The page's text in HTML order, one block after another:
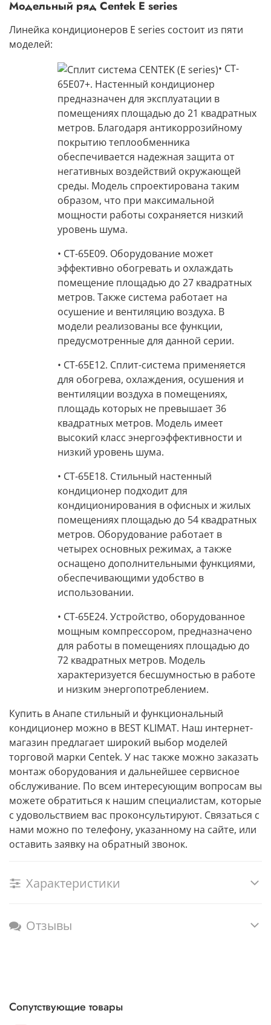
Модельный ряд Centek E series
Линейка кондиционеров E series состоит из пяти
моделей:
• CT-
65E07+. Настенный кондиционер
предназначен для эксплуатации в
помещениях площадьюдо 21 квадратных
метров. Благодаря антикоррозийному
покрытию теплообменника
обеспечивается надежная защита от
негативных воздействий окружающей
среды. Модель спроектирована таким
образом, что при максимальной
мощности работы сохраняется низкий
уровень шума.
• CT-65E09. Оборудование может
эффективно обогревать и охлаждать
помещение площадьюдо 27 квадратных
метров. Также система работает на
осушение и вентиляцию воздуха. В
модели реализованы все функции,
предусмотренные для данной серии.
• CT-65E12. Сплит-система применяется
для обогрева, охлаждения, осушения и
вентиляции воздуха в помещениях,
площадь которых не превышает36
квадратных метров. Модель имеет
высокий класс энергоэффективности и
низкий уровень шума.
• CT-65E18. Стильный настенный
кондиционер подходит для
кондиционирования в офисных и жилых
помещениях площадьюдо 54 квадратных
метров. Оборудование работает в
четырех основных режимах, а также
оснащено дополнительными функциями,
обеспечивающими удобство в
использовании.
• CT-65E24. Устройство, оборудованное
мощным компрессором, предназначено
для работы в помещениях площадьюдо
72 квадратных метров. Модель
характеризуется бесшумностью в работе
и низким энергопотреблением.
Купить в Анапе стильный и функциональный
кондиционер можно в BEST KLIMAT. Наш интернет-
магазин предлагает широкий выбор моделей
торговой марки Centek. У нас также можно заказать
монтаж оборудования и дальнейшее сервисное
обслуживание. По всем интересующим вопросам вы
можете обратиться к нашим специалистам, которые
с удовольствием вас проконсультируют. Связаться с
нами можно по телефону, указанному на сайте, или
оставить заявку на обратный звонок.
Характеристики
Отзывы
Сопутствующие товары